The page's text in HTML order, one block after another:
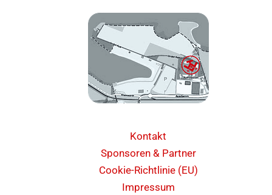
Kontakt
Sponsoren & Partner
Cookie-Richtlinie (EU)
Impressum